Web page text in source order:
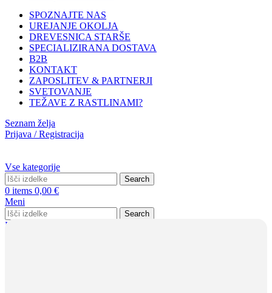
SPOZNAJTE NAS
UREJANJE OKOLJA
DREVESNICA STARŠE
SPECIALIZIRANA DOSTAVA
B2B
KONTAKT
ZAPOSLITEV & PARTNERJI
SVETOVANJE
TEŽAVE Z RASTLINAMI?
Seznam želja
Prijava / Registracija
Vse kategorije
Search
0 items 0,00 €
Meni
Search
Prijava / Registracija